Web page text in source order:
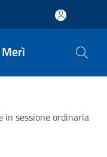
in sessione ordinaria